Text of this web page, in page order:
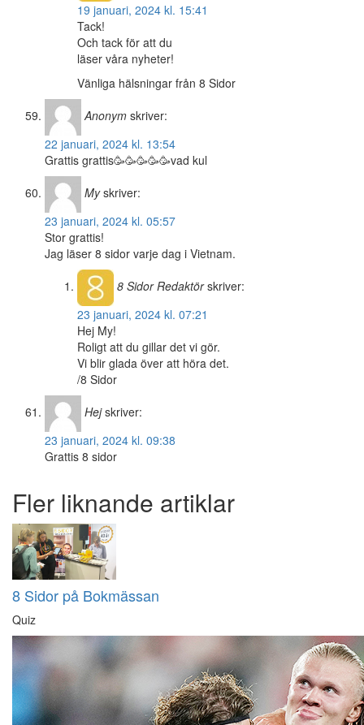
19 januari, 2024 kl. 15:41
Tack!
Och tack för att du
läser våra nyheter!
Vänliga hälsningar från 8 Sidor
Anonym skriver:
22 januari, 2024 kl. 13:54
Grattis grattis🥳🥳🥳🥳🥳vad kul
My skriver:
23 januari, 2024 kl. 05:57
Stor grattis!
Jag läser 8 sidor varje dag i Vietnam.
8 SidorRedaktör skriver:
23 januari, 2024 kl. 07:21
Hej My!
Roligt att du gillar det vi gör.
Vi blir glada över att höra det.
/8 Sidor
Hej skriver:
23 januari, 2024 kl. 09:38
Grattis 8 sidor
Fler liknande artiklar
8 Sidor på Bokmässan
Quiz